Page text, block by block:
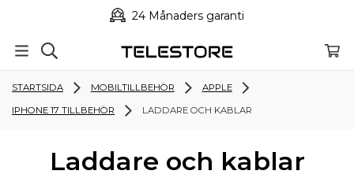
24 Månaders garanti
STARTSIDA MOBILTILLBEHÖR APPLE
IPHONE 17 TILLBEHÖR LADDARE OCH KABLAR
Laddare och kablar